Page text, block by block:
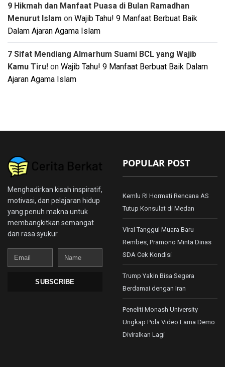
9 Hikmah dan Manfaat Puasa di Bulan Ramadhan
Menurut Islam on Wajib Tahu! 9 Manfaat Berbuat Baik
Dalam Ajaran Agama Islam
7 Sifat Mendiang Almarhum Suami BCL yang Wajib
Kamu Tiru! on Wajib Tahu! 9 Manfaat Berbuat Baik Dalam
Ajaran Agama Islam
Menghadirkan kisah inspiratif,
motivasi, dan pelajaran hidup
yang penuh makna untuk
membangkitkan semangat
dan rasa syukur.
Email
Name
SUBSCRIBE
POPULAR POST
Kemlu RI Hormati Rencana AS
Tutup Konsulat di Medan
Viral Tanggul Muara Baru
Rembes, Pramono Minta Dinas
SDA Cek Kondisi
Trump Yakin Bisa Segera
Berdamai dengan Iran
Peneliti Monash University
Ungkap Pola Video Lama Demo
Diviralkan Lagi